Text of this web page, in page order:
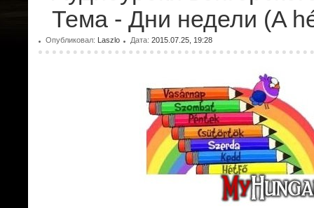
Тема - Дни недели (A
Опубликовал: Laszlo Дата: 2015.07.25, 19:28